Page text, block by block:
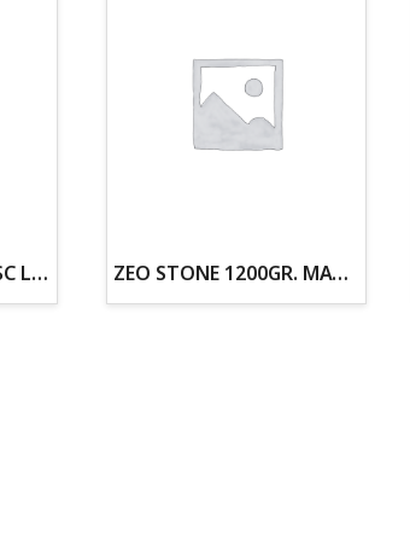
ZOGOFLEX DISCO ZISC L (21.6CM) FLUORESCENTE ZEO STONE 1200GR. MATERIAL FILTRANTE